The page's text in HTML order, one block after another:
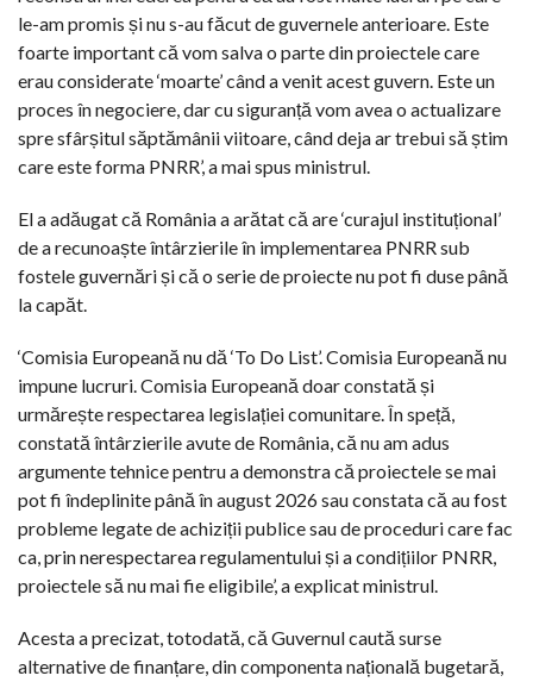
le-am promis și nu s-au făcut de guvernele anterioare. Este
foarte important că vom salva o parte din proiectele care
erau considerate ‘moarte’ când a venit acest guvern. Este un
proces în negociere, dar cu siguranță vom avea o actualizare
spre sfârșitul săptămânii viitoare, când deja ar trebui să știm
care este forma PNRR’, a mai spus ministrul.
El a adăugat că România a arătat că are ‘curajul instituțional’
de a recunoaște întârzierile în implementarea PNRR sub
fostele guvernări și că o serie de proiecte nu pot fi duse până
la capăt.
‘Comisia Europeană nu dă ‘To Do List’. Comisia Europeană nu
impune lucruri. Comisia Europeană doar constată și
urmărește respectarea legislației comunitare. În speță,
constată întârzierile avute de România, că nu am adus
argumente tehnice pentru a demonstra că proiectele se mai
pot fi îndeplinite până în august 2026 sau constata că au fost
probleme legate de achiziții publice sau de proceduri care fac
ca, prin nerespectarea regulamentului și a condițiilor PNRR,
proiectele să nu mai fie eligibile’, a explicat ministrul.
Acesta a precizat, totodată, că Guvernul caută surse
alternative de finanțare, din componenta națională bugetară,